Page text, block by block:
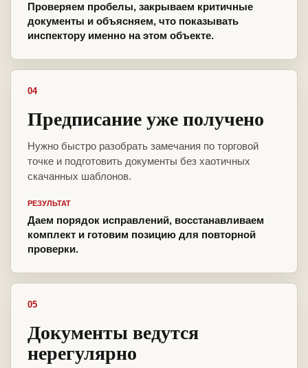
Проверяем пробелы, закрываем критичные
документы и объясняем, что показывать
инспектору именно на этом объекте.
04
Предписание уже получено
Нужно быстро разобрать замечания по торговой
точке и подготовить документы без хаотичных
скачанных шаблонов.
РЕЗУЛЬТАТ
Даем порядок исправлений, восстанавливаем
комплект и готовим позицию для повторной
проверки.
05
Документы ведутся
нерегулярно